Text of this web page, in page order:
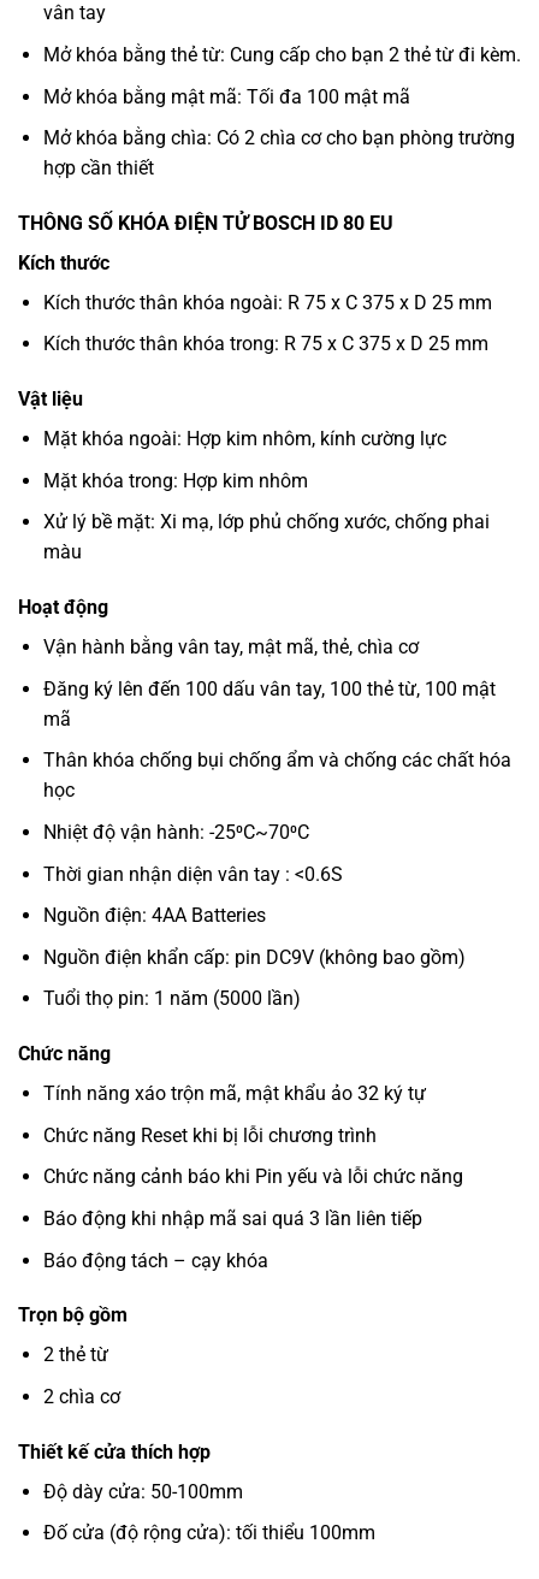
vân tay
Mở khóa bằng thẻ từ: Cung cấp cho bạn 2 thẻ từ đi kèm.
Mở khóa bằng mật mã: Tối đa 100 mật mã
Mở khóa bằng chìa: Có 2 chìa cơ cho bạn phòng trường
hợp cần thiết
THÔNG SỐ KHÓA ĐIỆN TỬ BOSCH ID 80 EU
Kích thước
Kích thước thân khóa ngoài: R 75 x C 375 x D 25 mm
Kích thước thân khóa trong: R 75 x C 375 x D 25 mm
Vật liệu
Mặt khóa ngoài: Hợp kim nhôm, kính cường lực
Mặt khóa trong: Hợp kim nhôm
Xử lý bề mặt: Xi mạ, lớp phủ chống xước, chống phai
màu
Hoạt động
Vận hành bằng vân tay, mật mã, thẻ, chìa cơ
Đăng ký lên đến 100 dấu vân tay, 100 thẻ từ, 100 mật
mã
Thân khóa chống bụi chống ẩm và chống các chất hóa
học
Nhiệt độ vận hành: -25⁰C~70⁰C
Thời gian nhận diện vân tay : <0.6S
Nguồn điện: 4AA Batteries
Nguồn điện khẩn cấp: pin DC9V (không bao gồm)
Tuổi thọ pin: 1 năm (5000 lần)
Chức năng
Tính năng xáo trộn mã, mật khẩu ảo 32 ký tự
Chức năng Reset khi bị lỗi chương trình
Chức năng cảnh báo khi Pin yếu và lỗi chức năng
Báo động khi nhập mã sai quá 3 lần liên tiếp
Báo động tách – cạy khóa
Trọn bộ gồm
2 thẻ từ
2 chìa cơ
Thiết kế cửa thích hợp
Độ dày cửa: 50-100mm
Đố cửa (độ rộng cửa): tối thiểu 100mm